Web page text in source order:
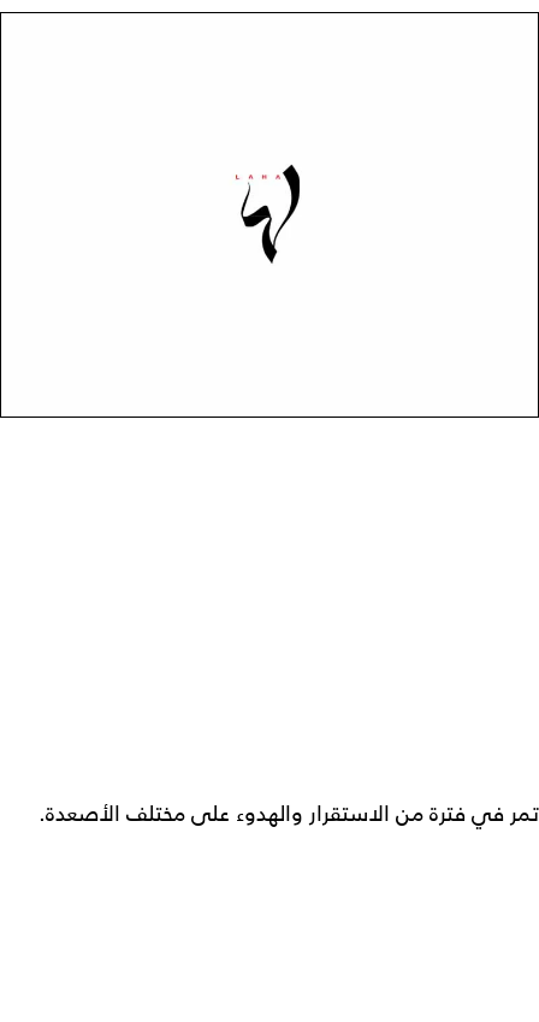
تمر في فترة من الاستقرار والهدوء على مختلف الأصعدة.